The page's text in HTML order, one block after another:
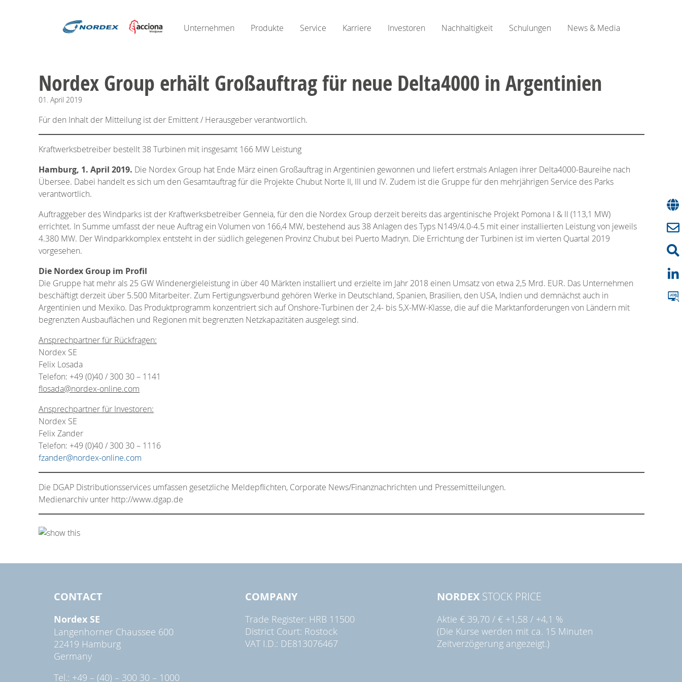
Unternehmen Produkte Service Karriere Investoren Nachhaltigkeit Schulungen News & Media
Nordex Group erhält Großauftrag für neue Delta4000 in Argentinien
01. April 2019
Für den Inhalt der Mitteilung ist der Emittent / Herausgeber verantwortlich.
Kraftwerksbetreiber bestellt 38 Turbinen mit insgesamt 166 MW Leistung
Hamburg, 1. April 2019. Die Nordex Group hat Ende März einen Großauftrag in Argentinien gewonnen und liefert erstmals Anlagen ihrer Delta4000-Baureihe nach
Übersee. Dabei handelt es sich um den Gesamtauftrag für die Projekte Chubut Norte II, III und IV. Zudem ist die Gruppe für den mehrjährigen Service des Parks
verantwortlich.
Auftraggeber des Windparks ist der Kraftwerksbetreiber Genneia, für den die Nordex Group derzeit bereits das argentinische Projekt Pomona I & II (113,1 MW)
errichtet. In Summe umfasst der neue Auftrag ein Volumen von 166,4 MW, bestehend aus 38 Anlagen des Typs N149/4.0-4.5 mit einer installierten Leistung von jeweils
4.380 MW. Der Windparkkomplex entsteht in der südlich gelegenen Provinz Chubut bei Puerto Madryn. Die Errichtung der Turbinen ist im vierten Quartal 2019
vorgesehen.
Die Nordex Group im Profil
Die Gruppe hat mehr als 25 GW Windenergieleistung in über 40 Märkten installiert und erzielte im Jahr 2018 einen Umsatz von etwa 2,5 Mrd. EUR. Das Unternehmen
beschäftigt derzeit über 5.500 Mitarbeiter. Zum Fertigungsverbund gehören Werke in Deutschland, Spanien, Brasilien, den USA, Indien und demnächst auch in
Argentinien und Mexiko. Das Produktprogramm konzentriert sich auf Onshore-Turbinen der 2,4- bis 5,X-MW-Klasse, die auf die Marktanforderungen von Ländern mit
begrenzten Ausbauflächen und Regionen mit begrenzten Netzkapazitäten ausgelegt sind.
Ansprechpartner für Rückfragen:
Nordex SE
Felix Losada
Telefon: +49 (0)40 / 300 30 – 1141
flosada@nordex-online.com
Ansprechpartner für Investoren:
Nordex SE
Felix Zander
Telefon: +49 (0)40 / 300 30 – 1116
fzander@nordex-online.com
Die DGAP Distributionsservices umfassen gesetzliche Meldepflichten, Corporate News/Finanznachrichten und Pressemitteilungen.
Medienarchiv unter http://www.dgap.de
CONTACT
Nordex SE
Langenhorner Chaussee 600
22419 Hamburg
Germany
Tel.: +49 – (40) – 300 30 – 1000
COMPANY
Trade Register: HRB 11500
District Court: Rostock
VAT I.D.: DE813076467
NORDEXSTOCK PRICE
Aktie € 39,70 / € +1,58 / +4,1 %
(Die Kurse werden mit ca. 15 Minuten
Zeitverzögerung angezeigt.)